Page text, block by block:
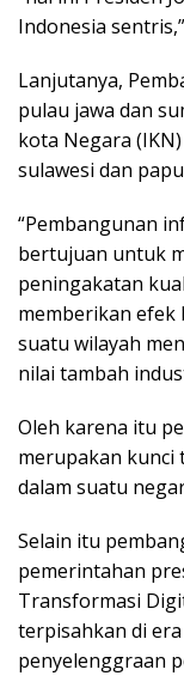
Indonesia
Lanjutanya,
pulau jawa dan
kota Negara
sulawesi dan
“Pembangunan
bertujuan untuk
peningakatan
memberikan
suatu wilayah
nilai tambah
Oleh karena itu
merupakan kunci
dalam suatu
Selain itu
pemerintahan
Transformasi
terpisahkan di
penyelenggraan